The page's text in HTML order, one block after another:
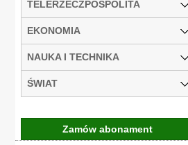
TELERZECZPOSPOLITA
EKONOMIA
NAUKA I TECHNIKA
ŚWIAT
Zamów abonament